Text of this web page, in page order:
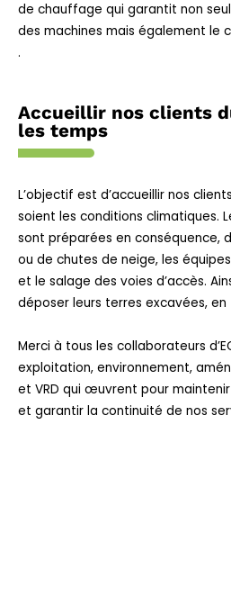
de chauffage qui garantit non
des machines mais également le
.
Accueillir nos clients
les temps
L’objectif est d’accueillir nos
soient les conditions climatiques.
sont préparées en conséquence,
ou de chutes de neige, les
et le salage des voies d’accès.
déposer leurs terres excavées,
Merci à tous les collaborateurs
exploitation, environnement,
et VRD qui œuvrent pour
et garantir la continuité de nos